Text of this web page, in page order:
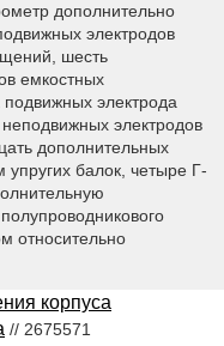
дополнительно
электродов
шесть
емкостных
электрода
электродов
дополнительных
балок, четыре Г-
относительно
корпуса
// 2675571